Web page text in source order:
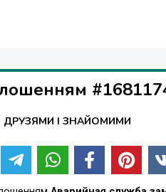
ДРУЗЯМИ І ЗНАЙОМИМИ